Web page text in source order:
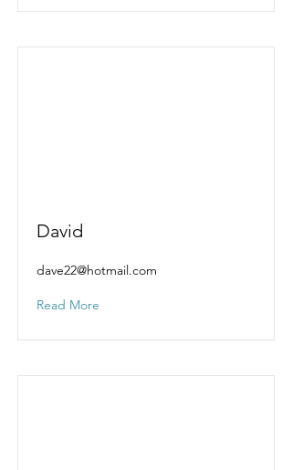
David
dave22@hotmail.com
Read More